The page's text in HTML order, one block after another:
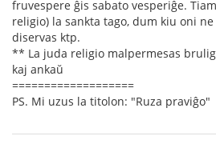
fruvespere ĝis sabato vesperiĝe.
religio) la sankta tago, dum kiu oni
diservas ktp.
** La juda religio malpermesas
kaj ankaŭ
===================
PS. Mi uzus la titolon: "Ruza praviĝo"